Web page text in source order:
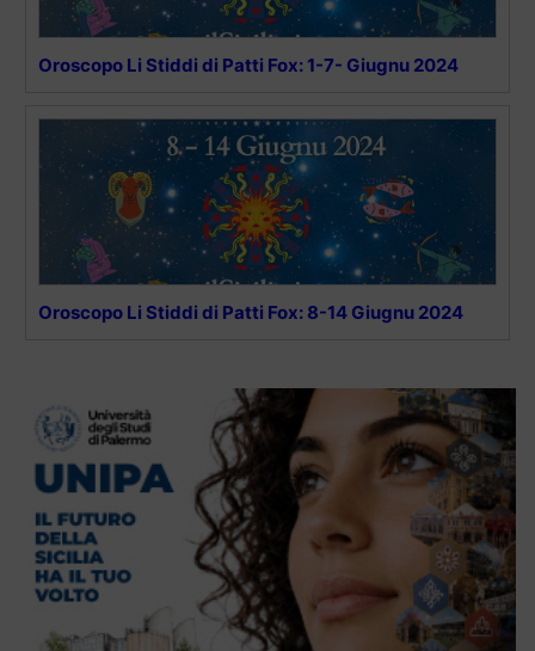
Oroscopo Li Stiddi di Patti Fox: 1-7- Giugnu 2024
Oroscopo Li Stiddi di Patti Fox: 8-14 Giugnu 2024